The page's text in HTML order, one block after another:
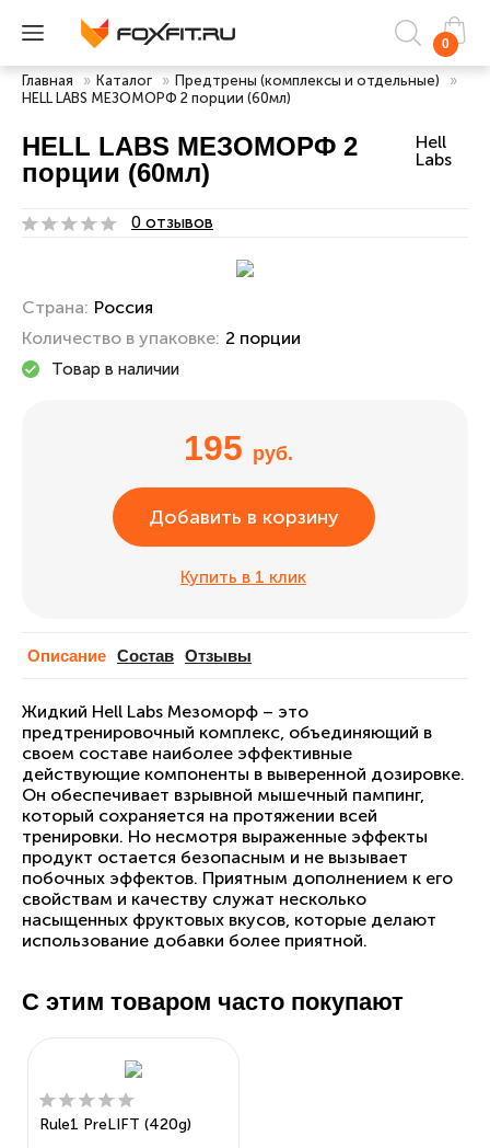
0
Главная » Каталог » Предтрены (комплексы и отдельные)
»
HELL LABS МЕЗОМОРФ 2 порции (60мл)
HELL LABS МЕЗОМОРФ 2
порции (60мл)
Hell
Labs
0 отзывов
Страна: Россия
Количество в упаковке: 2 порции
Товар в наличии
195 руб.
Добавить в корзину
Купить в 1 клик
Описание Cостав Отзывы
Жидкий Hell Labs Мезоморф – это
предтренировочный комплекс, объединяющий в
своем составе наиболее эффективные
действующие компоненты в выверенной дозировке.
Он обеспечивает взрывной мышечный пампинг,
который сохраняется на протяжении всей
тренировки. Но несмотря выраженные эффекты
продукт остается безопасным и не вызывает
побочных эффектов. Приятным дополнением к его
свойствам и качеству служат несколько
насыщенных фруктовых вкусов, которые делают
использование добавки более приятной.
С этим товаром часто покупают
Rule1 PreLIFT (420g)